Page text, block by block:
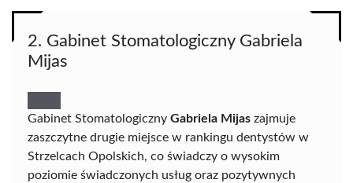
2. Gabinet Stomatologiczny Gabriela
Mijas
Gabinet Stomatologiczny Gabriela Mijas zajmuje
zaszczytne drugie miejsce w rankingu dentystów w
Strzelcach Opolskich, co świadczy o wysokim
poziomie świadczonych usług oraz pozytywnych